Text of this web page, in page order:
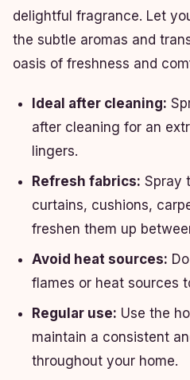
delightful fragrance. Let
the subtle aromas and
oasis of freshness and
Ideal after cleaning:
after cleaning for an
lingers.
Refresh fabrics: Spray
curtains, cushions,
freshen them up
Avoid heat sources:
flames or heat sources
Regular use: Use the
maintain a consistent
throughout your home.